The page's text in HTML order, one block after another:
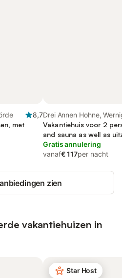
8,7
met
Drei Annen Hohne,
Vakantiehuis voor 2
and sauna as well as
met huisdier
Gratis annulering
vanaf€ 117per nacht
zien
vakantiehuizen in
Star Host